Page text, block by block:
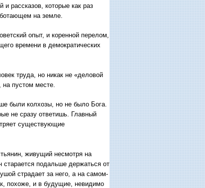
рассказов, которые как раз
на земле.
опыт, и коренной перелом,
времени в демократических
труда, но никак не «деловой
пустом месте.
были колхозы, но не было Бога.
не сразу ответишь. Главный
существующие
живущий несмотря на
старается подальше держаться от
страдает за него, а на самом-
похоже, и в будущие, невидимо